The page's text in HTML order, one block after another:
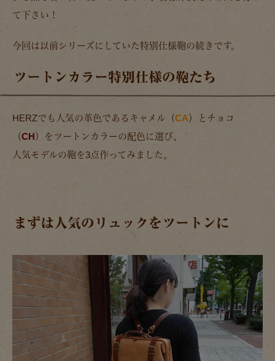
て下さい！
今回は以前シリーズにしていた特別仕様鞄の続きです。
ツートンカラー特別仕様の鞄たち
HERZでも人気の革色であるキャメル（CA）とチョコ
（CH）をツートンカラーの配色に選び、
人気モデルの鞄を3点作ってみました。
まずは人気のリュックをツートンに